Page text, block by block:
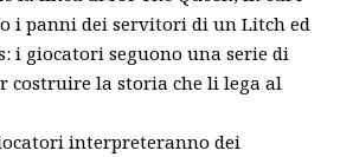
i panni dei servitori di un Litch ed
i giocatori seguono una serie di
costruire la storia che li lega al
interpreteranno dei